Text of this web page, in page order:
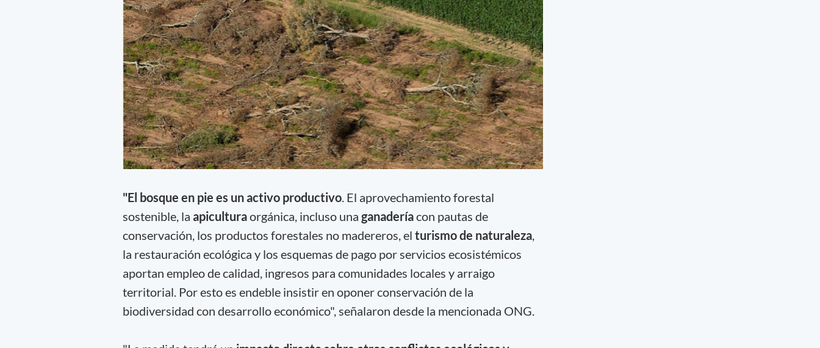
"El bosque en pie es un activo productivo. El aprovechamiento forestal
sostenible, la apiculturaorgánica, incluso una ganaderíacon pautas de
conservación, los productos forestales no madereros, el turismo de naturaleza,
la restauración ecológica y los esquemas de pago por servicios ecosistémicos
aportan empleo de calidad, ingresos para comunidades locales y arraigo
territorial. Por esto es endeble insistir en oponer conservación de la
biodiversidad con desarrollo económico", señalaron desde la mencionada ONG.